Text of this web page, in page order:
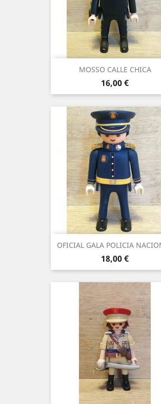
MOSSO CALLE CHICA
Precio
16,00 €
OFICIAL GALA POLICIA
Precio
18,00 €